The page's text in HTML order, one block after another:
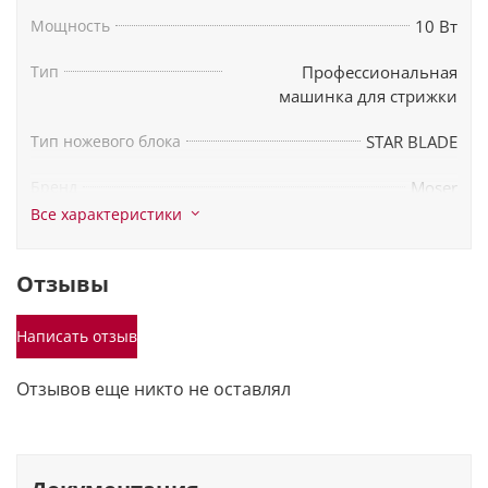
Комплектация
щетка для чистки лезвий
Мощность 10 Вт
Тип
Профессиональная
машинка для стрижки
Тип ножевого блока STAR BLADE
Moser
Материал корпуса
Все характеристики
Отзывы
Написать отзыв
Отзывов еще никто не оставлял